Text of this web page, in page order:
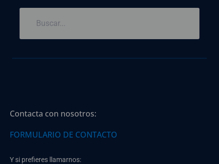
Contacta con nosotros:
FORMULARIO DE CONTACTO
Y si prefieres llamarnos: